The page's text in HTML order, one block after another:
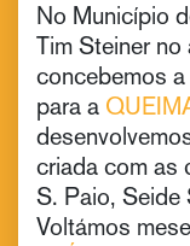
No Município
Tim Steiner
concebemos
para a
criada com as
S. Paio, Seide
Voltámos